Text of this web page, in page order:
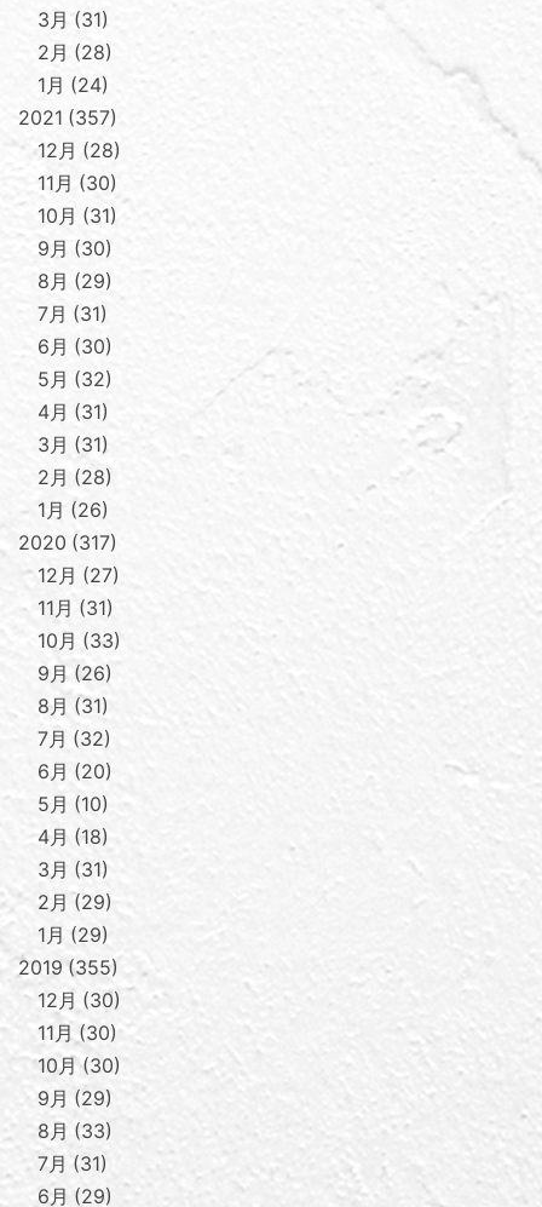
3月
31
2月
28
1月
24
2021 357
12月
28
11月
30
10月
31
9月
30
8月
29
7月
31
6月
30
5月
32
4月
31
3月
31
2月
28
1月
26
2020 317
12月
27
11月
31
10月
33
9月 26
8月
31
7月
32
6月
20
5月
10
4月
18
3月
31
2月
29
1月
29
2019 355
12月
30
11月 30
10月 30
9月
29
8月
33
7月
31
6月
29